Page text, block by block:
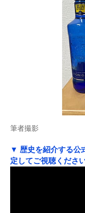
筆者撮影
▼ 歴史を紹介する公
定してご視聴ください